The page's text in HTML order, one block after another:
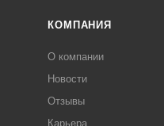
КОМПАНИЯ
О компании
Новости
Отзывы
Карьера